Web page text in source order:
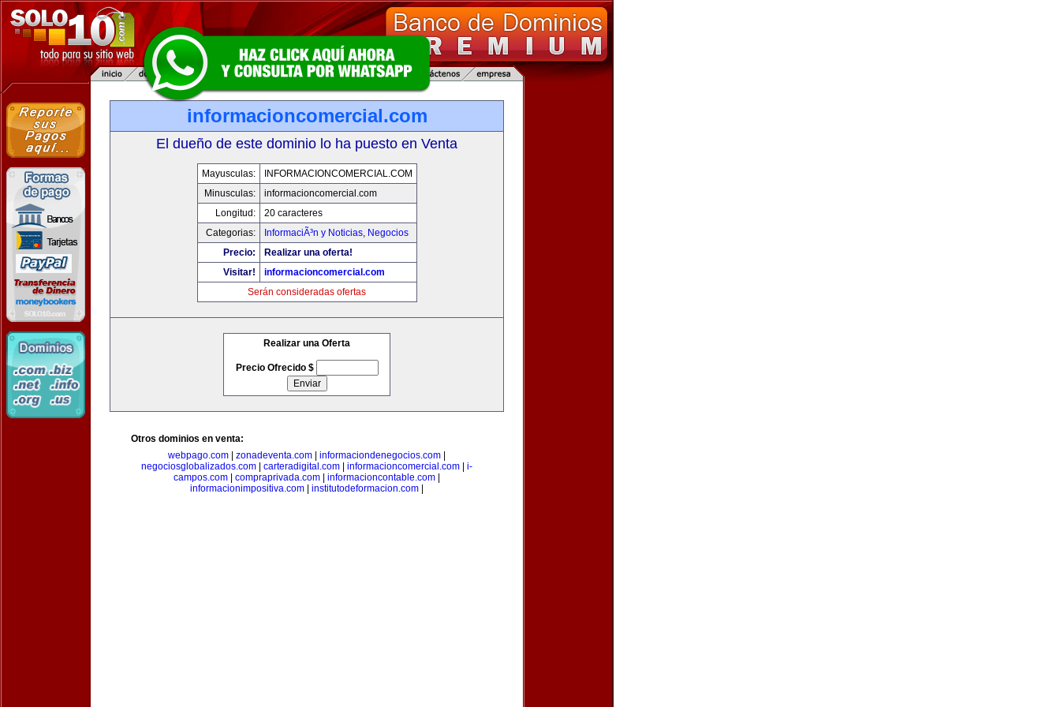
informacioncomercial.com
El dueño de este dominio lo ha puesto en Venta
Mayusculas:
INFORMACIONCOMERCIAL.COM
Minusculas:
informacioncomercial.com
Longitud:
20 caracteres
Categorias:
InformaciÃ³n y Noticias, Negocios
Precio:
Realizar una oferta!
Visitar!
informacioncomercial.com
Serán consideradas ofertas
Realizar una Oferta
Precio Ofrecido $
Otros dominios en venta:
webpago.com
zonadeventa.com informaciondenegocios.com
negociosglobalizados.com
carteradigital.com informacioncomercial.com
i-
campos.com
compraprivada.com informacioncontable.com
informacionimpositiva.com
institutodeformacion.com